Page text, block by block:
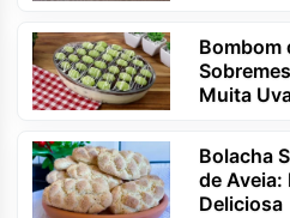
Bombom
Muita
Bolacha
de Aveia:
Deliciosa